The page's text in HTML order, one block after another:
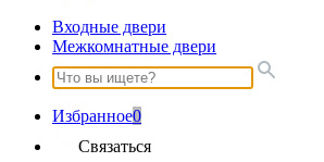
Входные двери
Межкомнатные двери
Избранное0
Связаться